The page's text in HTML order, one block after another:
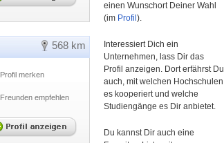
568 km
Profil merken
Freunden empfehlen
einen Wunschort Deiner Wahl
(im Profil ).
Interessiert Dich ein
Unternehmen, lass Dir das
Profil anzeigen. Dort erfährst Du
auch, mit welchen Hochschulen
es kooperiert und welche
Studiengänge es Dir anbietet.
Du kannst Dir auch eine